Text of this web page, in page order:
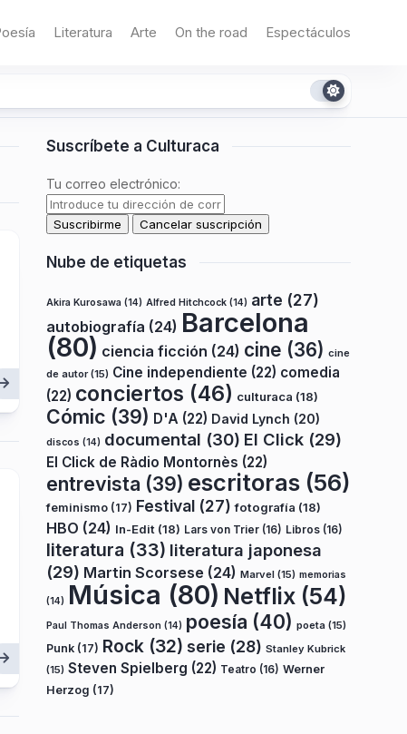
Literatura Arte On the road Espectáculos
Suscríbete a Culturaca
Tu correo electrónico:
Nube de etiquetas
Akira Kurosawa (14) Alfred Hitchcock (14) arte (27)
autobiografía (24) Barcelona
(80) ciencia ficción (24) cine (36) cine
de autor(15) Cine independiente (22) comedia
(22) conciertos (46) culturaca (18)
Cómic (39) D'A (22) David Lynch (20)
discos (14) documental (30) El Click (29)
El Click de Ràdio Montornès (22)
entrevista (39) escritoras (56)
feminismo (17) Festival (27) fotografía (18)
HBO (24) In-Edit (18) Lars von Trier (16) Libros (16)
literatura (33) literatura japonesa
(29) Martin Scorsese (24) Marvel (15) memorias
(14) Música (80) Netflix (54)
Paul Thomas Anderson (14) poesía (40) poeta (15)
Punk (17) Rock (32) serie (28) Stanley Kubrick
(15) Steven Spielberg (22) Teatro (16) Werner
Herzog (17)